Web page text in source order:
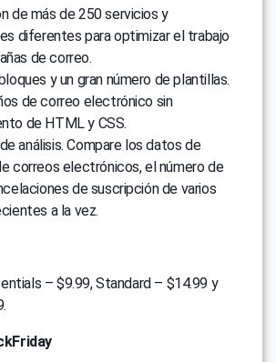
de más de 250 servicios y
diferentes para optimizar el trabajo
de correo.
y un gran número de plantillas.
de correo electrónico sin
de HTML y CSS.
análisis. Compare los datos de
correos electrónicos, el número de
de suscripción de varios
a la vez.
– $9.99, Standard – $14.99 y